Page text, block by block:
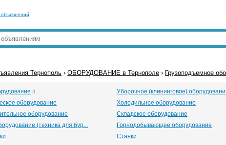
объявлений
Тернополь ›ОБОРУДОВАНИЕ в Тернополе › Грузоподъемное
4 Уборочное (клининговое)
оборудование
Холодильное оборудование
оборудование
Складское оборудование
(техника для бур...
Горнодобывающее оборудование
Станки